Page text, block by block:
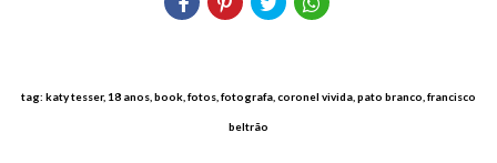
tag: katy tesser, 18 anos, book, fotos, fotografa, coronel vivida, pato branco, francisco
beltrão